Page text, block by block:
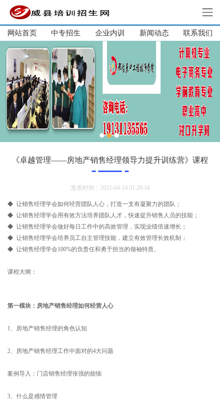
网站首页
中专招生
高中招生
单招培训
短期培训
新闻动态
关于我们
网站首页 中专招生 企业内训 新闻动态 联系我们
《卓越管理——房地产销售经理领导力提升训练营》课程
发表时间：2021-04-14 01:29:34
◆ 让销售经理学会如何经营团队人心，打造一支有凝聚力的团队；
◆ 让销售经理学会用有效方法培养团队人才，快速提升销售人员的技能；
◆ 让销售经理学会做好每日工作中的高效管理，实现业绩倍速增长；
◆ 让销售经理学会培养员工自主管理技能，建立有效管理长效机制；
◆ 让销售经理学会100%的负责任和勇于担当的领袖特质。
课程大纲：
第一模块：房地产销售经理如何经营人心
1、房地产销售经理的角色认知
2、房地产销售经理工作中面对的4大问题
案例导入：门店销售经理张强的烦恼
3、什么是感情管理